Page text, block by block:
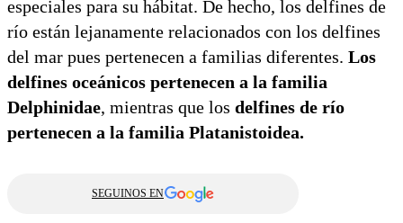
especiales para su hábitat. De hecho, los delfines de
río están lejanamente relacionados con los delfines
del mar pues pertenecen a familias diferentes. Los
delfines oceánicos pertenecen a la familia
Delphinidae, mientras que los delfines de río
pertenecen a la familia Platanistoidea.
SEGUINOS EN